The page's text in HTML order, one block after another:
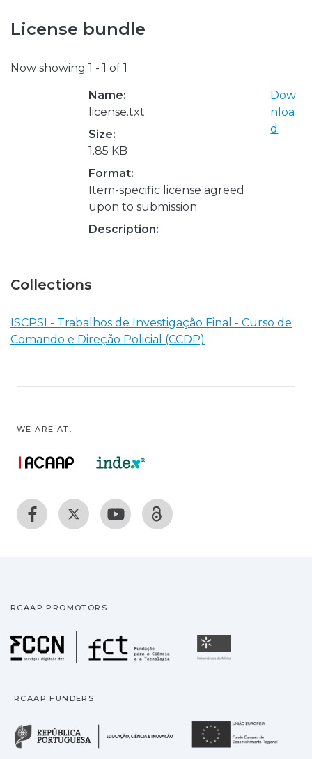
License bundle
Now showing 1 - 1 of 1
Name:
license.txt
Size:
1.85 KB
Format:
Item-specific license agreed
upon to submission
Description:
Dow
nloa
d
Collections
ISCPSI - Trabalhos de Investigação Final - Curso de
Comando e Direção Policial (CCDP)
WE ARE AT:
RCAAP PROMOTORS
Fundação para a
RCAAP FUNDERS
República Portuguesa